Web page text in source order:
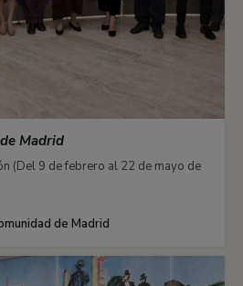
Madrid
(Del 9 de febrero al 22 de mayo de
de Madrid